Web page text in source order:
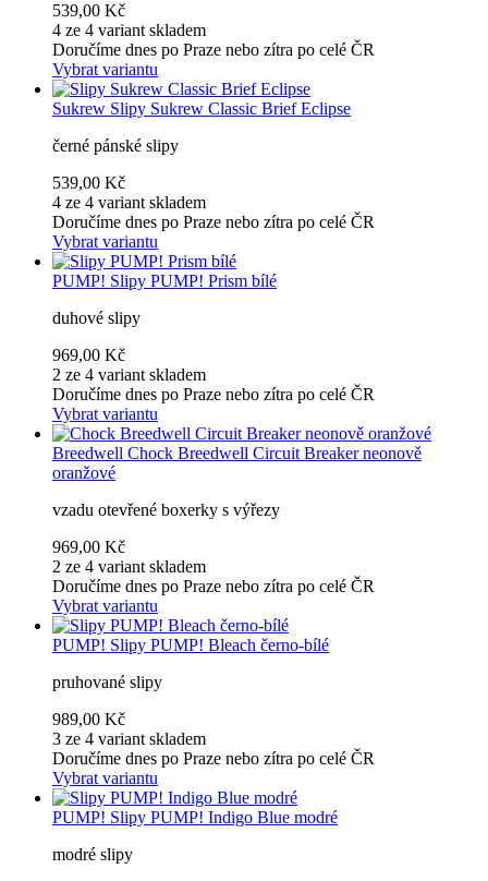
539,00 Kč
4 ze 4 variant skladem
Doručíme dnes po Praze nebo zítra po celé ČR
Vybrat variantu
Sukrew Slipy Sukrew Classic Brief Eclipse
černé pánské slipy
539,00 Kč
4 ze 4 variant skladem
Doručíme dnes po Praze nebo zítra po celé ČR
Vybrat variantu
PUMP! Slipy PUMP! Prism bílé
duhové slipy
969,00 Kč
2 ze 4 variant skladem
Doručíme dnes po Praze nebo zítra po celé ČR
Vybrat variantu
Breedwell Chock Breedwell Circuit Breaker neonově
oranžové
vzadu otevřené boxerky s výřezy
969,00 Kč
2 ze 4 variant skladem
Doručíme dnes po Praze nebo zítra po celé ČR
Vybrat variantu
PUMP! Slipy PUMP! Bleach černo-bílé
pruhované slipy
989,00 Kč
3 ze 4 variant skladem
Doručíme dnes po Praze nebo zítra po celé ČR
Vybrat variantu
PUMP! Slipy PUMP! Indigo Blue modré
modré slipy